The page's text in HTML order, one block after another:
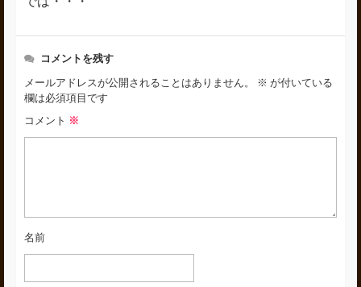
コメントを残す
メールアドレスが公開されることはありません。 ※ が付いている
欄は必須項目です
コメント ※
名前